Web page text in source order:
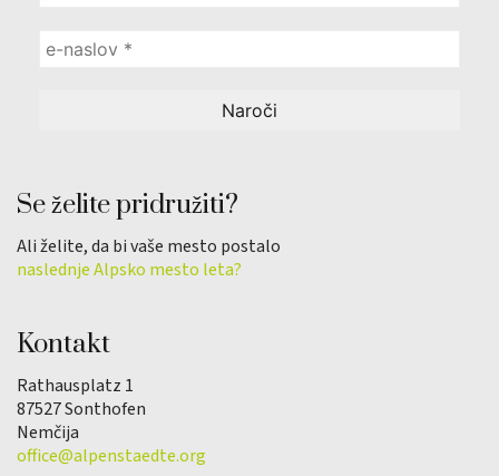
Se želite pridružiti?
Ali želite, da bi vaše mesto postalo
naslednje Alpsko mesto leta?
Kontakt
Rathausplatz 1
87527 Sonthofen
Nemčija
office@alpenstaedte.org